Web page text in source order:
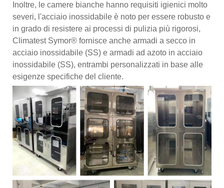
Inoltre, le camere bianche hanno requisiti igienici molto
severi, l'acciaio inossidabile è noto per essere robusto e
in grado di resistere ai processi di pulizia più rigorosi,
Climatest Symor® fornisce anche armadi a secco in
acciaio inossidabile (SS) e armadi ad azoto in acciaio
inossidabile (SS), entrambi personalizzati in base alle
esigenze specifiche del cliente.